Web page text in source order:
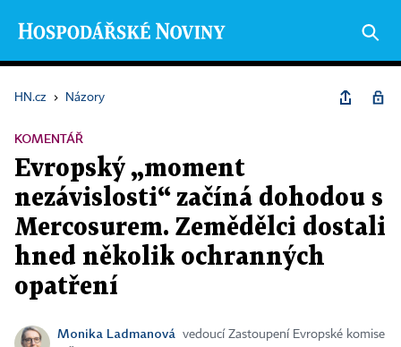
HN.cz › Názory
KOMENTÁŘ
Evropský „moment
nezávislosti“ začíná dohodou s
Mercosurem. Zemědělci dostali
hned několik ochranných
opatření
Monika Ladmanová
vedoucí Zastoupení Evropské komise